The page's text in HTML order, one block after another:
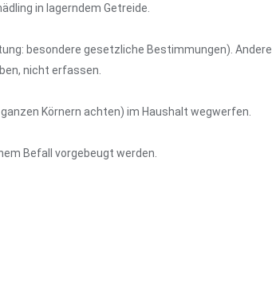
in lagerndem Getreide.
besondere gesetzliche Bestimmungen). Andere
nicht erfassen.
Körnern achten) im Haushalt wegwerfen.
Befall vorgebeugt werden.